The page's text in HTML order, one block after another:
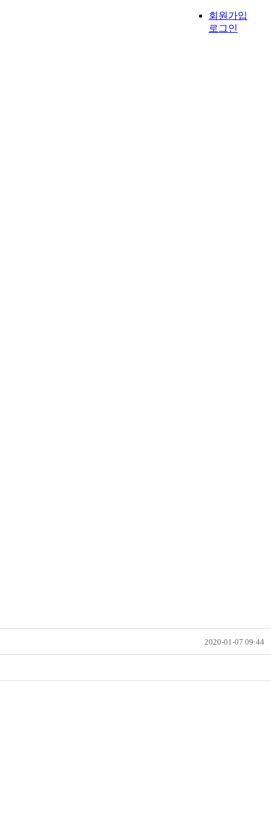
회원가입
로그인
2020-01-07 09:44